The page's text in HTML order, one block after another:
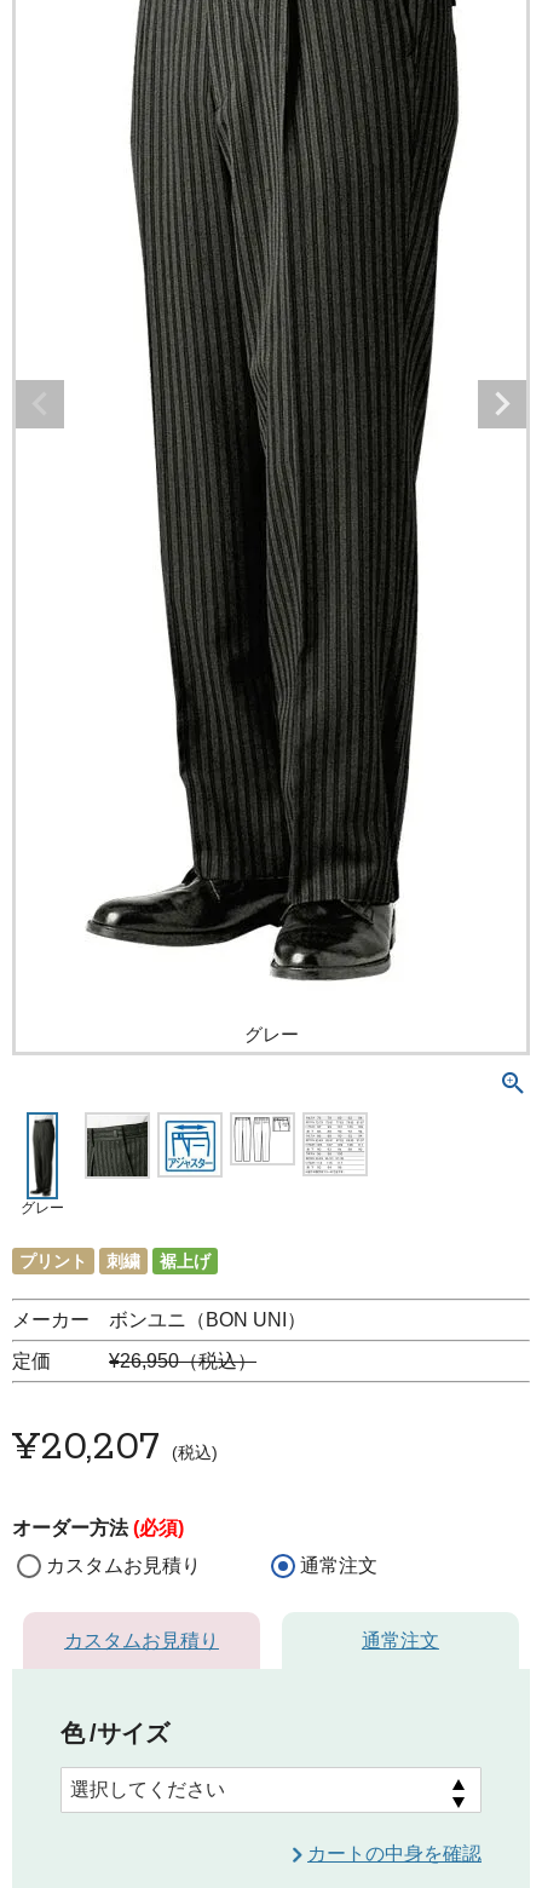
グレー
グレー
プリント 刺繍 裾上げ
メーカー ボンユニ（BON UNI）
定価 ¥26,950（税込）
¥20,207 税込
オーダー方法(必須)
カスタムお見積り
通常注文
カスタムお見積り 通常注文
色 サイズ
カートの中身を確認